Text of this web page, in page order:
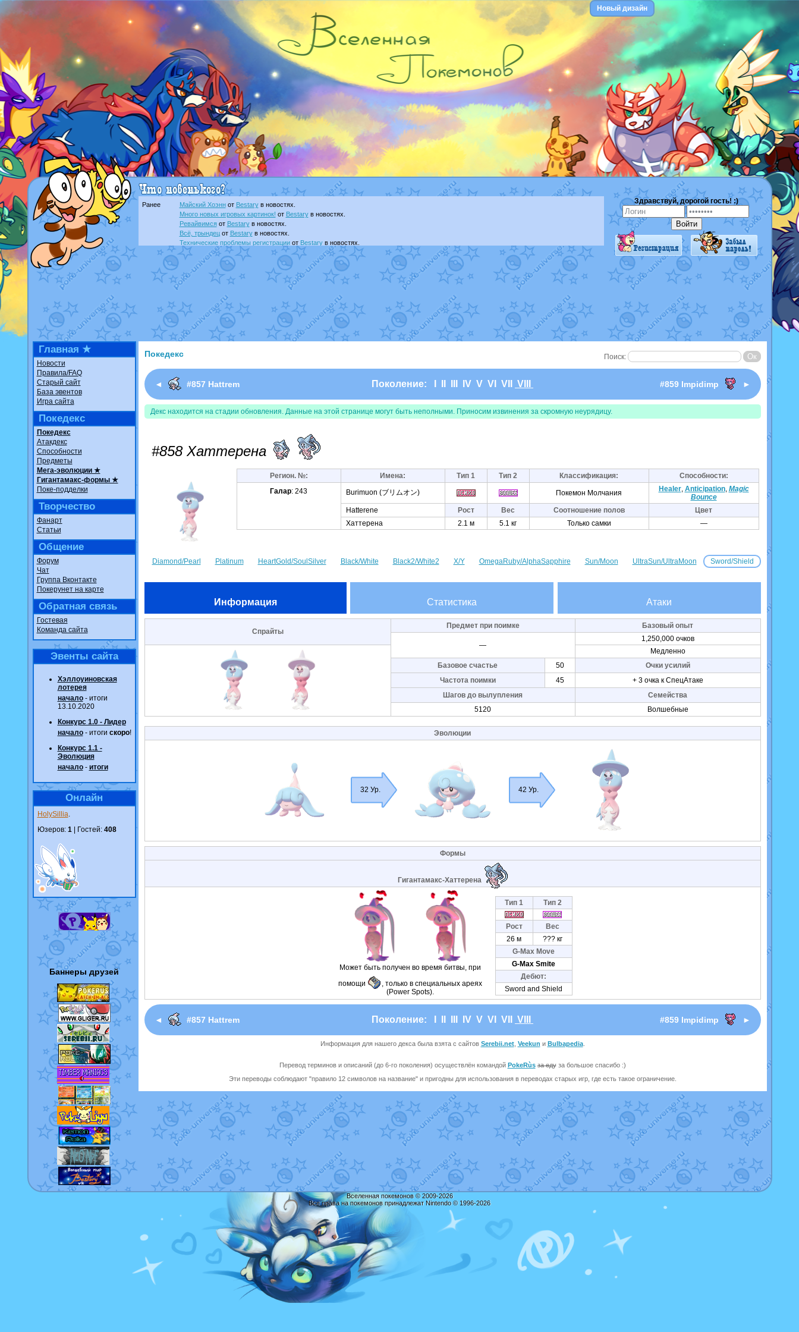
Новый дизайн
Ранее Майский Хоэннот Bestaryв новостях.
Много новых игровых картинок! от Bestaryв новостях.
Ревайвимсяот Bestaryв новостях.
Всё, трындецот Bestaryв новостях.
Технические проблемы регистрацииот Bestaryв новостях.
доброе утро славянеот Dakkuв фанарте.
Йолда и МимикьюотMavisNyanCat
в фанарте.
Недовольный котомангуст
отRandomon
в фанарте.
The Dark Wishmakerот Randomon
в фанарте.
в фанарте.
ilovearceus
Raging Boltот GraceDaFox
в фанарте.
Shadow mismagiusот
в фанарте.
художник
отvicavica в фанарте.
Здравствуй, дорогой гость! :)
Главная ★
Новости
Правила/FAQ
Старый сайт
База эвентов
Игра сайта
Покедекс
Покедекс
Атакдекс
Способности
Предметы
Мега-эволюции ★
Гигантамакс-формы ★
Поке-подделки
Творчество
Фанарт
Статьи
Общение
Форум
Чат
Группа Вконтакте
Покерунет на карте
Обратная связь
Гостевая
Команда сайта
Эвенты сайта
Хэллоуиновская
лотерея
начало- итоги
13.10.2020
Конкурс 1.0 - Лидер
начало- итоги скоро!
Конкурс 1.1 -
Эволюция
начало- итоги
Онлайн
HolySillia.
Юзеров: 1| Гостей: 408
Баннеры друзей
Поиск:
Покедекс
◄ #857 Hattrem Поколение: IV V VI VII VIII #859 Impidimp ►
Декс находится на стадии обновления. Данные на этой странице могут быть неполными. Приносим извинения за скромную неурядицу.
#858 Хаттерена
Регион. №: Имена: Тип 1 Тип 2 Классификация:
Способности:
Галар: 243 Burimuon (ブリムオン) Покемон Молчания Healer, Anticipation, Magic
Bounce
Hatterene
Рост Вес Соотношение полов
Цвет
Хаттерена
2.1 м 5.1 кг Только самки —
Diamond/Pearl Platinum HeartGold/SoulSilver Black/White Black2/White2 X/Y OmegaRuby/AlphaSapphire Sun/Moon UltraSun/UltraMoon Sword/Shield
Информация Статистика Атаки
Спрайты
Предмет при поимке Базовый опыт
—
1,250,000 очков
Медленно
Базовое счастье
50
Очки усилий
Частота поимки
45
+ 3 очка к СпецАтаке
Шагов до вылупления
Семейства
5120
Волшебные
Эволюции
32 Ур. 42 Ур.
Формы
Гигантамакс-Хаттерена
Может быть получен во время битвы, при
помощи
, только в специальных ареях
(Power Spots).
Тип 1 Тип 2
Рост
Вес
26 м
??? кг
G-Max Move
G-Max Smite
Дебют:
Sword and Shield
◄ #857 Hattrem Поколение: IV V VI VII VIII #859 Impidimp ►
Информация для нашего декса была взята с сайтов Serebii.net, Veekun и Bulbapedia.
Перевод терминов и описаний (до 6-го поколения) осуществлён командой PokeRùs за едуза большое спасибо :)
Эти переводы соблюдают "правило 12 символов на название" и пригодны для использования в переводах старых игр, где есть такое ограничение.
Вселенная покемонов © 2009-2026
Все права на покемонов принадлежат Nintendo © 1996-2026